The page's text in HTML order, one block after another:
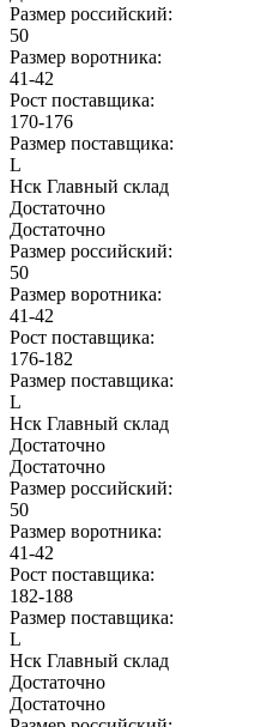
Размер российский:
50
Размер воротника:
41-42
Рост поставщика:
170-176
Размер поставщика:
L
Нск Главный склад
Достаточно
Достаточно
Размер российский:
50
Размер воротника:
41-42
Рост поставщика:
176-182
Размер поставщика:
L
Нск Главный склад
Достаточно
Достаточно
Размер российский:
50
Размер воротника:
41-42
Рост поставщика:
182-188
Размер поставщика:
L
Нск Главный склад
Достаточно
Достаточно